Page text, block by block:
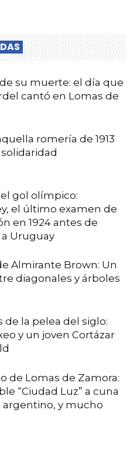
de su muerte: el día que
cantó en Lomas de
romería de 1913
gol olímpico:
el último examen de
en 1924 antes de
Uruguay
Almirante Brown: Un
diagonales y árboles
de la pelea del siglo:
y un joven Cortázar
de Lomas de Zamora:
“Ciudad Luz” a cuna
y mucho